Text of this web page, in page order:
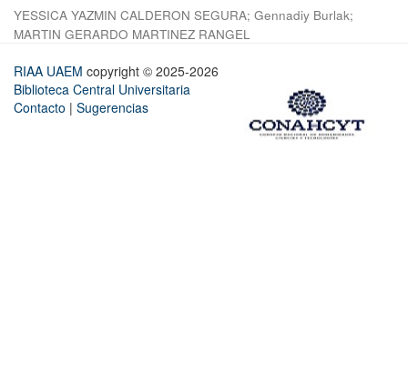
YESSICA YAZMIN CALDERON SEGURA; Gennadiy Burlak;
MARTIN GERARDO MARTINEZ RANGEL
RIAA UAEM copyright © 2025-2026
Biblioteca Central Universitaria
Contacto | Sugerencias